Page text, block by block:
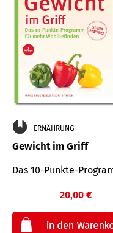
ERNÄHRUNG
Gewicht im Griff
Das 10-Punkte-
20,00 €